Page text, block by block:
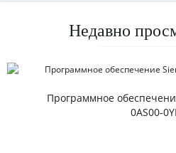
Недавно
Программное
0AS00-